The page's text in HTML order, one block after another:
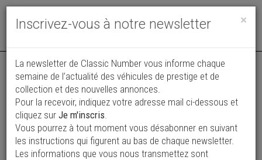
Toggle
Vos annonces vues par
plus de 4 millions de collectionneurs
×
Inscrivez-vous à notre newsletter
La newsletter de Classic Number vous informe chaque
semaine de l’actualité des véhicules de prestige et de
collection et des nouvelles annonces.
Pour la recevoir, indiquez votre adresse mail ci-dessous et
cliquez sur Je m'inscris.
Vous pourrez à tout moment vous désabonner en suivant
les instructions qui figurent au bas de chaque newsletter.
Les informations que vous nous transmettez sont